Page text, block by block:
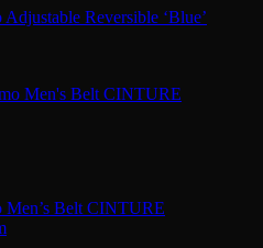
Reversible ‘Blue’
Men’s Belt CINTURE